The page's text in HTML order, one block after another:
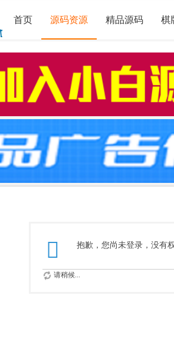
首页 源码资源 精品源码 棋
抱歉，您尚未登录，没有
请稍候...